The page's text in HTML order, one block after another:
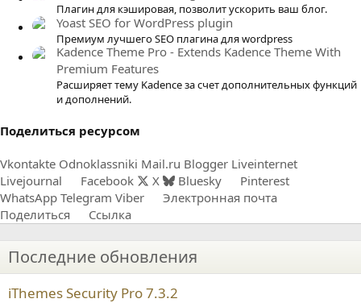
Плагин для кэшировая, позволит ускорить ваш блог.
Yoast SEO for WordPress plugin
Премиум лучшего SEO плагина для wordpress
Kadence Theme Pro - Extends Kadence Theme With
Premium Features
Расширяет тему Kadence за счет дополнительных функций
и дополнений.
Поделиться ресурсом
Vkontakte Odnoklassniki Mail.ru Blogger Liveinternet
Livejournal
Facebook X Bluesky
Pinterest
WhatsApp Telegram Viber
Электронная почта
Поделиться
Ссылка
Последние обновления
iThemes Security Pro 7.3.2